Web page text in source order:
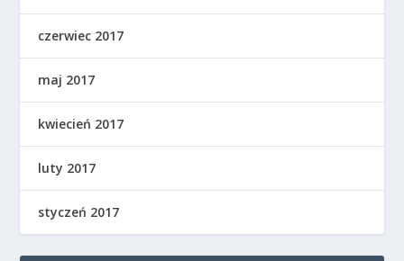
czerwiec 2017
maj 2017
kwiecień 2017
luty 2017
styczeń 2017